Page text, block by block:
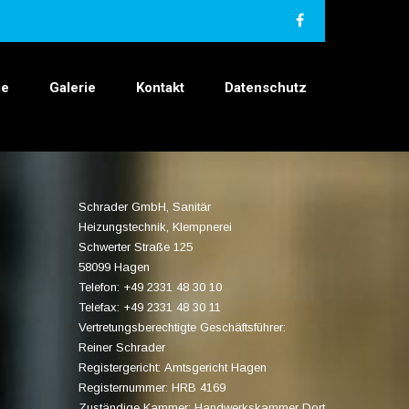
Galerie Kontakt Datenschutz
Schrader GmbH, Sanitär
Heizungstechnik, Klempnerei
Schwerter Straße 125
58099 Hagen
Telefon: +49 2331 48 30 10
Telefax: +49 2331 48 30 11
Vertretungsberechtigte Geschäftsführer:
Reiner Schrader
Registergericht: Amtsgericht Hagen
Registernummer: HRB 4169